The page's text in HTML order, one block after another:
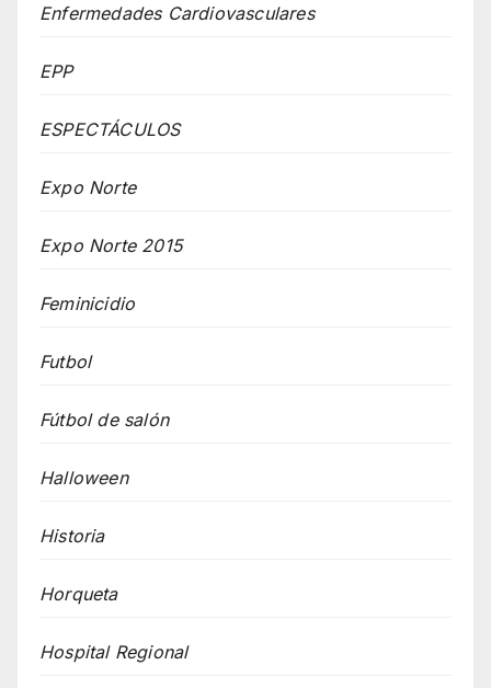
Enfermedades Cardiovasculares
EPP
ESPECTÁCULOS
Expo Norte
Expo Norte 2015
Feminicidio
Futbol
Fútbol de salón
Halloween
Historia
Horqueta
Hospital Regional